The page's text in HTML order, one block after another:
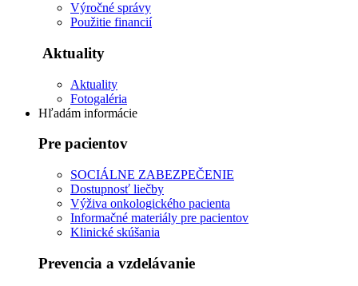
Výročné správy
Použitie financií
Aktuality
Aktuality
Fotogaléria
Hľadám informácie
Pre pacientov
SOCIÁLNE ZABEZPEČENIE
Dostupnosť liečby
Výživa onkologického pacienta
Informačné materiály pre pacientov
Klinické skúšania
Prevencia a vzdelávanie